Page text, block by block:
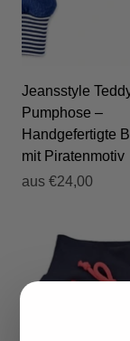
Jeansstyle
Pumphose –
Handgefertigte
mit Piratenmotiv
aus €24,00